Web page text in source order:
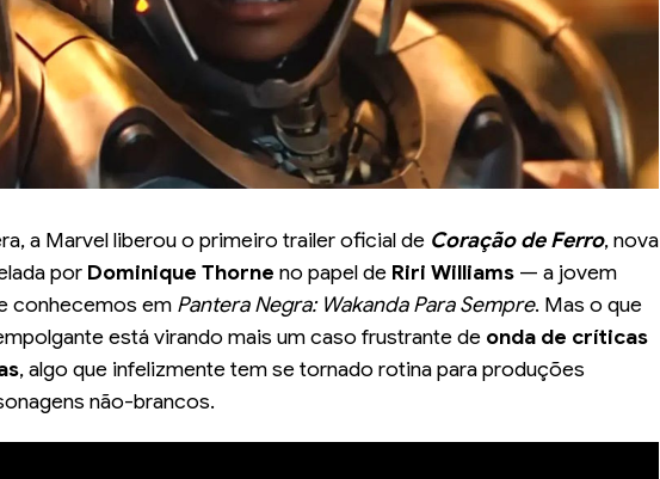
a Marvel liberou o primeiro trailer oficial de Coração de Ferro, nova
por Dominique Thorne no papel de Riri Williams — a jovem
conhecemos em Pantera Negra: Wakanda Para Sempre. Mas o que
está virando mais um caso frustrante de onda de críticas
, algo que infelizmente tem se tornado rotina para produções
não-brancos.